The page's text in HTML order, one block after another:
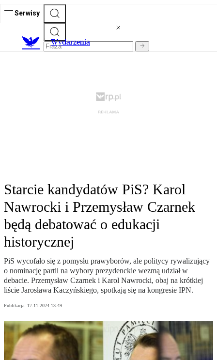
Serwisy
Wydarzenia
Starcie kandydatów PiS? Karol
Nawrocki i Przemysław Czarnek
będą debatować o edukacji
historycznej
PiS wycofało się z pomysłu prawyborów, ale politycy rywalizujący
o nominację partii na wybory prezydenckie wezmą udział w
debacie. Przemysław Czarnek i Karol Nawrocki, obaj na krótkiej
liście Jarosława Kaczyńskiego, spotkają się na kongresie IPN.
Publikacja: 17.11.2024 13:49